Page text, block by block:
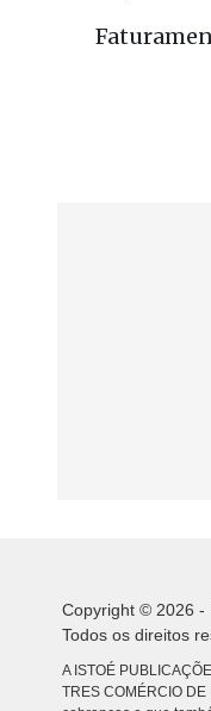
Copyright © 2026 -
Todos os direitos
A ISTOÉ
TRES COMÉRCIO